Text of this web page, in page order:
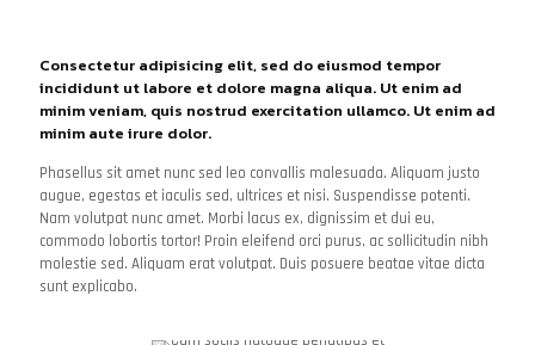
Consectetur adipisicing elit, sed do eiusmod tempor
incididunt ut labore et dolore magna aliqua. Ut enim ad
minim veniam, quis nostrud exercitation ullamco. Ut enim ad
minim aute irure dolor.
Phasellus sit amet nunc sed leo convallis malesuada. Aliquam justo
augue, egestas et iaculis sed, ultrices et nisi. Suspendisse potenti.
Nam volutpat nunc amet. Morbi lacus ex, dignissim et dui eu,
commodo lobortis tortor! Proin eleifend orci purus, ac sollicitudin nibh
molestie sed. Aliquam erat volutpat. Duis posuere beatae vitae dicta
sunt explicabo.